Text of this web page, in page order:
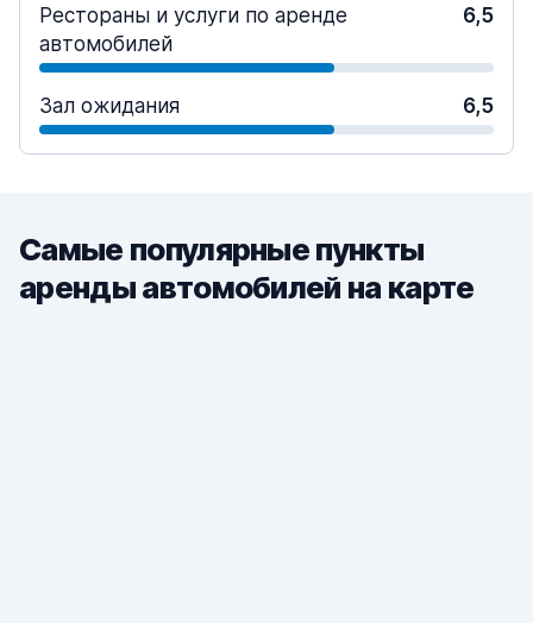
Рестораны и услуги по аренде
автомобилей
6,5
Зал ожидания 6,5
Самые популярные пункты
аренды автомобилей на карте